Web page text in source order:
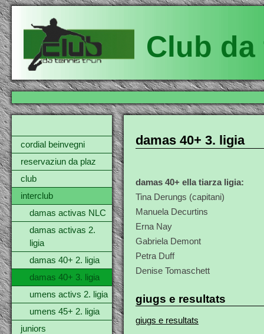
Club
cordial beinvegni
reservaziun da plaz
club
interclub
damas activas NLC
damas activas 2.
ligia
damas 40+ 2. ligia
damas 40+ 3. ligia
umens activs 2. ligia
umens 45+ 2. ligia
juniors
damas 40+ 3. ligia
damas 40+ ella tiarza ligia:
Tina Derungs (capitani)
Manuela Decurtins
Erna Nay
Gabriela Demont
Petra Duff
Denise Tomaschett
giugs e resultats
giugs e resultats